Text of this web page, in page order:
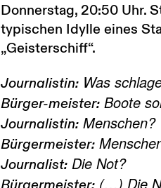
Donnerstag, 20:50 Uhr.
typischen Idylle eines
„Geisterschiff“.
Journalistin:Was
Bürger-meister:Boote
Journalistin:Menschen?
Bürgermeister:
Journalist:Die Not?
(…) Die